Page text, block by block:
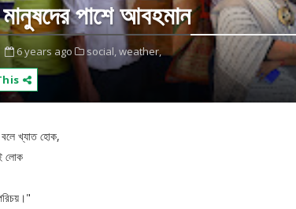
পাশে আবহমান
6 years ago social,weather,
খ্যাত হোক,
লোক